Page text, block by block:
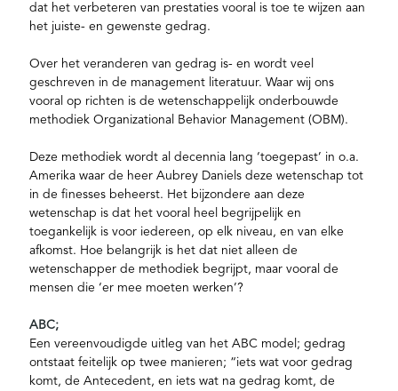
dat het verbeteren van prestaties vooral is toe te wijzen aan
het juiste- en gewenste gedrag.
Over het veranderen van gedrag is- en wordt veel
geschreven in de management literatuur. Waar wij ons
vooral op richten is de wetenschappelijk onderbouwde
methodiek Organizational Behavior Management (OBM).
Deze methodiek wordt al decennia lang ‘toegepast’ in o.a.
Amerika waar de heer Aubrey Daniels deze wetenschap tot
in de finesses beheerst. Het bijzondere aan deze
wetenschap is dat het vooral heel begrijpelijk en
toegankelijk is voor iedereen, op elk niveau, en van elke
afkomst. Hoe belangrijk is het dat niet alleen de
wetenschapper de methodiek begrijpt, maar vooral de
mensen die ‘er mee moeten werken’?
ABC;
Een vereenvoudigde uitleg van het ABC model; gedrag
ontstaat feitelijk op twee manieren; “iets wat voor gedrag
komt, de Antecedent, en iets wat na gedrag komt, de